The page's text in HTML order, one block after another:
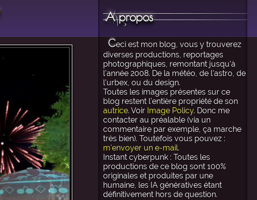
A propos
Ceci est mon blog, vous y trouverez
diverses productions, reportages
photographiques, remontant jusqu'à
l'année 2008. De la météo, de l'astro, de
l'urbex, ou du design.
Toutes les images présentes sur ce
blog restent l'entière propriété de son
autrice. Voir Image Policy. Donc me
contacter au préalable (via un
commentaire par exemple, ça marche
très bien). Toutefois vous pouvez :
m'envoyer un e-mail.
Instant cyberpunk : Toutes les
productions de ce blog sont 100%
originales et produites par une
humaine, les IA génératives étant
définitivement hors de question.